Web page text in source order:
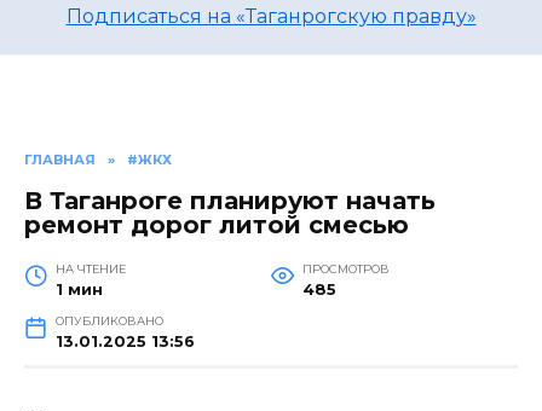
Подписаться на «Таганрогскую правду»
ГЛАВНАЯ » #ЖКХ
В Таганроге планируют начать
ремонт дорог литой смесью
НА ЧТЕНИЕ
1 мин
ПРОСМОТРОВ
485
ОПУБЛИКОВАНО
13.01.2025 13:56